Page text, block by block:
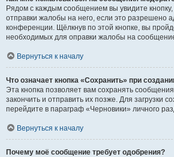
Рядом с каждым сообщением вы увидите
отправки жалобы на него, если это разрешено
конференции. Щёлкнув по этой кнопке, вы
необходимых для оправки жалобы на
Вернуться к началу
Что означает кнопка «Сохранить» при
Эта кнопка позволяет вам сохранять
закончить и отправить их позже. Для загрузки
перейдите в параграф «Черновики» личного
Вернуться к началу
Почему моё сообщение требует одобрения?